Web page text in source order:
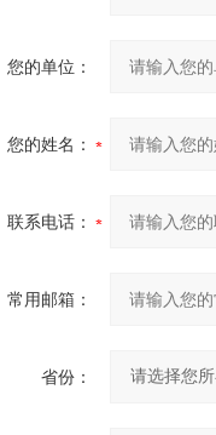
您的单位：
您的姓名：
联系电话：
常用邮箱：
省份：